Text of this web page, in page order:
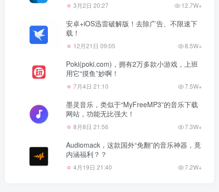
3月2日 20:27 12.7W+
安卓+iOS迅雷破解版！去除广告、不限速下
载！
12月21日 09:05 8.5W+
Poki(poki.com)，拥有2万多款小游戏，上班
用它“摸鱼”妙啊！
7月4日 21:10 7.5W+
墨灵音乐，类似于“MyFreeMP3”的音乐下载
网站，功能无比强大！
8月8日 21:56 7.3W+
Audiomack，这款国外“免翻”的音乐神器，竟
内涵福利？？
4月19日 21:40 7.2W+